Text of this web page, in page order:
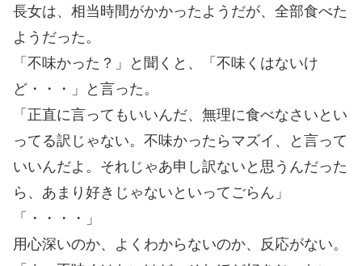
長女は、相当時間がかかったようだが、全部食べた
ようだった。
「不味かった？」と聞くと、「不味くはないけ
ど・・・」と言った。
「正直に言ってもいいんだ、無理に食べなさいとい
ってる訳じゃない。不味かったらマズイ、と言って
いいんだよ。それじゃあ申し訳ないと思うんだった
ら、あまり好きじゃないといってごらん」
「・・・・」
用心深いのか、よくわからないのか、反応がない。